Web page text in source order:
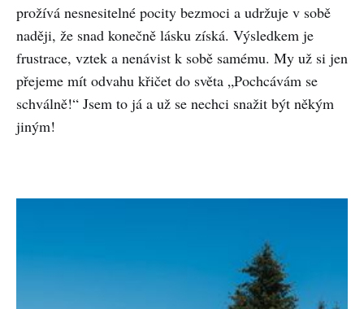
prožívá nesnesitelné pocity bezmoci a udržuje v sobě
naději, že snad konečně lásku získá. Výsledkem je
frustrace, vztek a nenávist k sobě samému. My už si jen
přejeme mít odvahu křičet do světa „Pochcávám se
schválně!“ Jsem to já a už se nechci snažit být někým
jiným!